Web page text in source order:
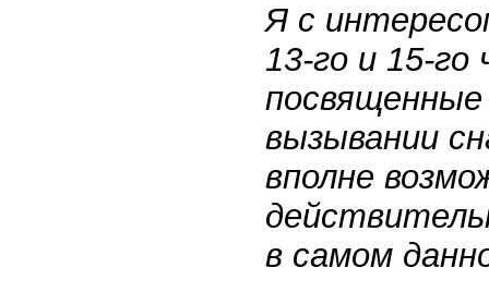
Я с
13-го и 15-го
вызывании
вполне
в самом